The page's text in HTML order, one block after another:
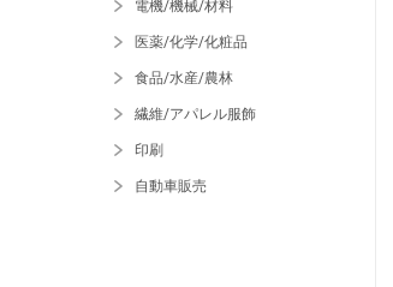
電機/機械/材料
医薬/化学/化粧品
食品/水産/農林
繊維/アパレル服飾
印刷
自動車販売